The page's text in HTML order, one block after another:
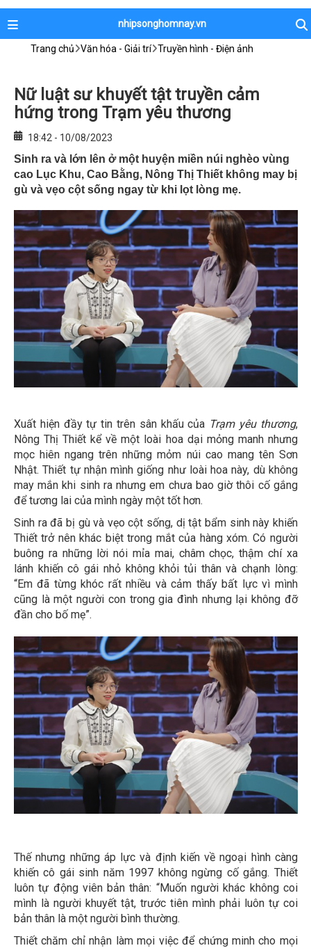
nhipsonghomnay.vn
Trang chủ Văn hóa - Giải trí Truyền hình - Điện ảnh
Nữ luật sư khuyết tật truyền cảm
hứng trong Trạm yêu thương
18:42 - 10/08/2023
Sinh ra và lớn lên ở một huyện miền núi nghèo vùng
cao Lục Khu, Cao Bằng, Nông Thị Thiết không may bị
gù và vẹo cột sống ngay từ khi lọt lòng mẹ.
Xuất hiện đầy tự tin trên sân khấu của Trạm yêu thương,
Nông Thị Thiết kể về một loài hoa dại mỏng manh nhưng
mọc hiên ngang trên những mỏm núi cao mang tên Sơn
Nhật. Thiết tự nhận mình giống như loài hoa này, dù không
may mắn khi sinh ra nhưng em chưa bao giờ thôi cố gắng
để tương lai của mình ngày một tốt hơn.
Sinh ra đã bị gù và vẹo cột sống, dị tật bẩm sinh này khiến
Thiết trở nên khác biệt trong mắt của hàng xóm. Có người
buông ra những lời nói mỉa mai, châm chọc, thậm chí xa
lánh khiến cô gái nhỏ không khỏi tủi thân và chạnh lòng:
“Em đã từng khóc rất nhiều và cảm thấy bất lực vì mình
cũng là một người con trong gia đình nhưng lại không đỡ
đần cho bố mẹ”.
Thế nhưng những áp lực và định kiến về ngoại hình càng
khiến cô gái sinh năm 1997 không ngừng cố gắng. Thiết
luôn tự động viên bản thân: “Muốn người khác không coi
mình là người khuyết tật, trước tiên mình phải luôn tự coi
bản thân là một người bình thường.
Thiết chăm chỉ nhận làm mọi việc để chứng minh cho mọi